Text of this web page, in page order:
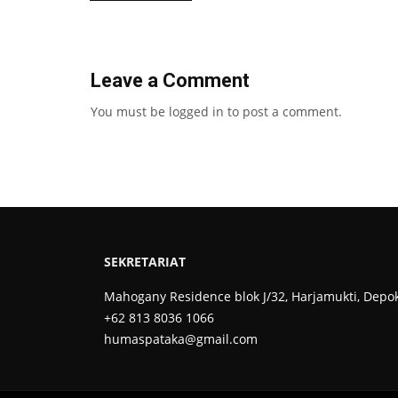
Leave a Comment
You must be logged in to post a comment.
SEKRETARIAT
Mahogany Residence blok J/32, Harjamukti,
+62 813 8036 1066
humaspataka@gmail.com